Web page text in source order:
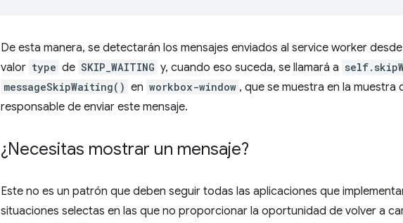
De esta manera, se detectarán los mensajes enviados al service worker desde
valor type de SKIP_WAITING y, cuando eso suceda, se llamará a
messageSkipWaiting() en workbox-window , que se muestra en la muestra
responsable de enviar este mensaje.
¿Necesitas mostrar un mensaje?
Este no es un patrón que deben seguir todas las aplicaciones que
situaciones selectas en las que no proporcionar la oportunidad de volver a